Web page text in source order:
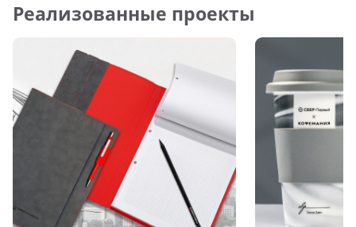
Реализованные проекты